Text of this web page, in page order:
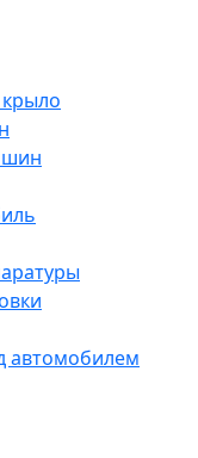
шин
автомобилем